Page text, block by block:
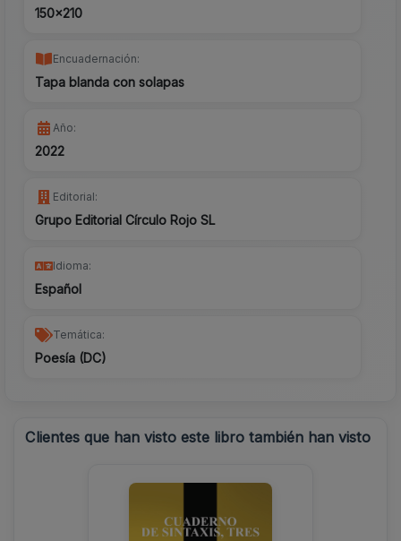
150x210
Encuadernación:
Tapa blanda con solapas
Año:
2022
Editorial:
Grupo Editorial Círculo Rojo SL
Idioma:
Español
Temática:
Poesía (DC)
Clientes que han visto este libro también han visto